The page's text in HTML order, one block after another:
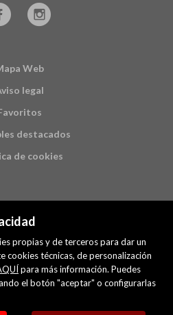
propias y de terceros para dar un
cookies técnicas, de personalización
para más información. Puedes
el botón "aceptar" o configurarlas
Web
legal
destacados
de cookies